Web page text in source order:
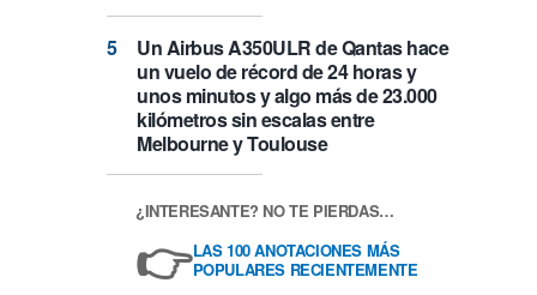
Un Airbus A350ULR de Qantas hace
un vuelo de récord de 24 horas y
unos minutos y algo más de 23.000
kilómetros sin escalas entre
Melbourne y Toulouse
¿INTERESANTE? NO TE PIERDAS…
👉LAS 100 ANOTACIONES MÁS
POPULARES RECIENTEMENTE